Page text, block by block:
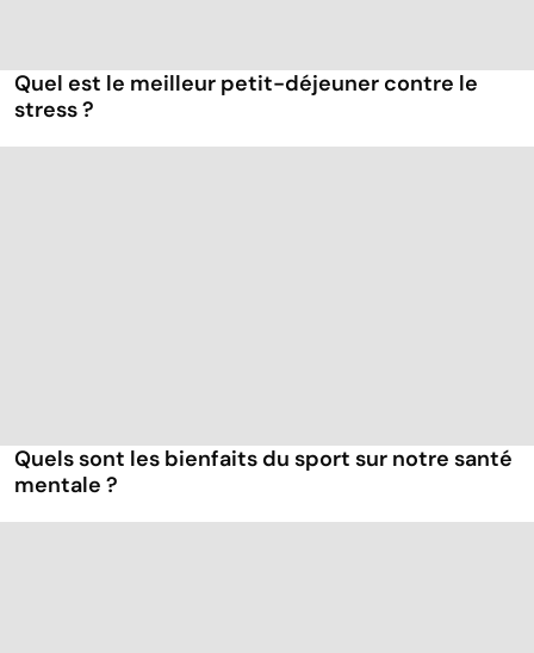
Quel est le meilleur petit-déjeuner contre le
stress ?
Quels sont les bienfaits du sport sur notre santé
mentale ?